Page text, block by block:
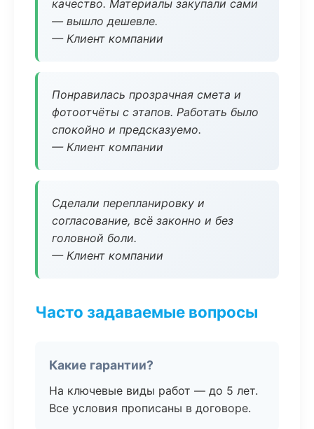
качество. Материалы закупали сами
— вышло дешевле.
— Клиент компании
Понравилась прозрачная смета и
фотоотчёты с этапов. Работать было
спокойно и предсказуемо.
— Клиент компании
Сделали перепланировку и
согласование, всё законно и без
головной боли.
— Клиент компании
Часто задаваемые вопросы
Какие гарантии?
На ключевые виды работ — до 5 лет.
Все условия прописаны в договоре.